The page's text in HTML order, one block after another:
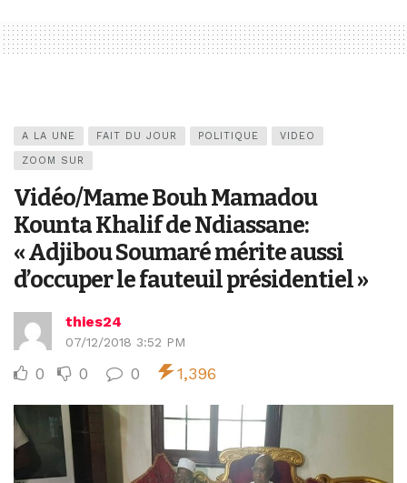
A LA UNE FAIT DU JOUR POLITIQUE VIDEO
ZOOM SUR
Vidéo/Mame Bouh Mamadou
Kounta Khalif de Ndiassane:
« Adjibou Soumaré mérite aussi
d’occuper le fauteuil présidentiel »
thies24
07/12/2018 3:52 PM
0 0 0 1,396